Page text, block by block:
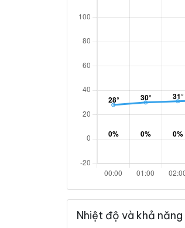
Nhiệt độ và khả